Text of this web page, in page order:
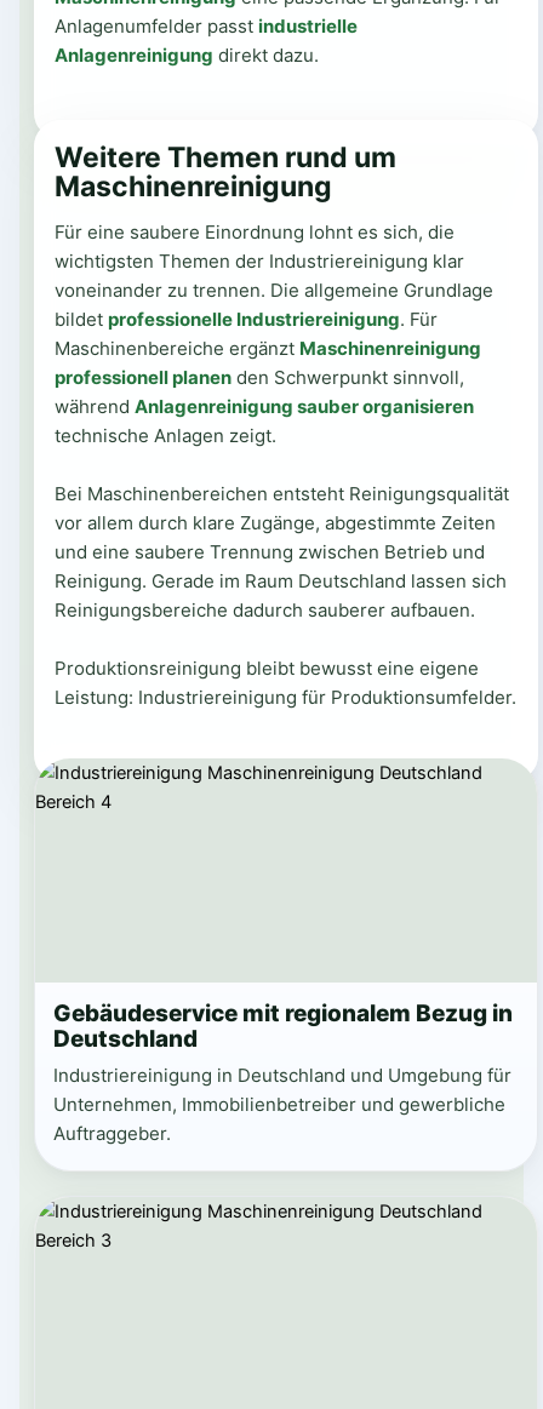
Anlagenumfelder passt industrielle
Anlagenreinigung direkt dazu.
Weitere Themen rund um
Maschinenreinigung
Für eine saubere Einordnung lohnt es sich, die
wichtigsten Themen der Industriereinigung klar
voneinander zu trennen. Die allgemeine Grundlage
bildet professionelle Industriereinigung. Für
Maschinenbereiche ergänzt Maschinenreinigung
professionell planenden Schwerpunkt sinnvoll,
während Anlagenreinigung sauber organisieren
technische Anlagen zeigt.
Bei Maschinenbereichen entsteht Reinigungsqualität
vor allem durch klare Zugänge, abgestimmte Zeiten
und eine saubere Trennung zwischen Betrieb und
Reinigung. Gerade im Raum Deutschland lassen sich
Reinigungsbereiche dadurch sauberer aufbauen.
Produktionsreinigung bleibt bewusst eine eigene
Leistung: Industriereinigung für Produktionsumfelder.
Gebäudeservice mit regionalem Bezug in
Deutschland
Industriereinigung in Deutschland und Umgebung für
Unternehmen, Immobilienbetreiber und gewerbliche
Auftraggeber.